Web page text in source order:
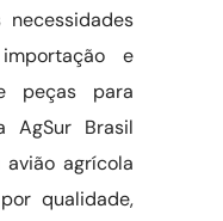
e
peças para
AgSur Brasil
agrícola
qualidade,